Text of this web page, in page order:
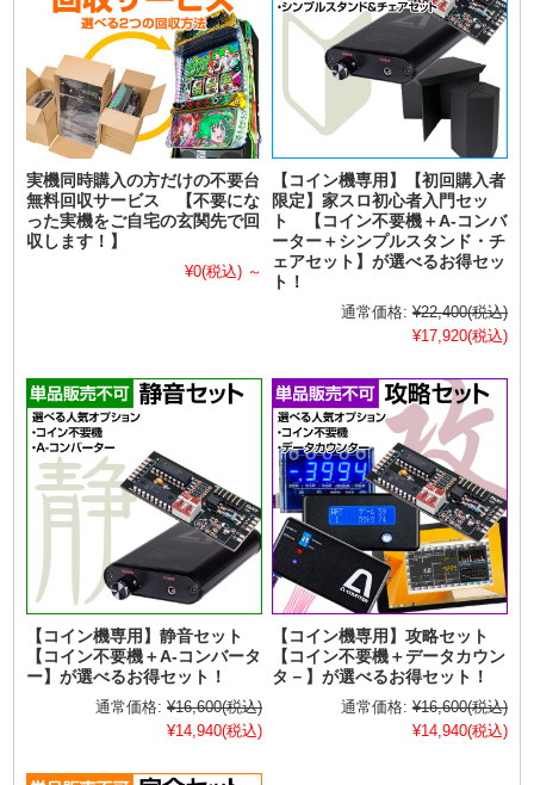
実機同時購入の方だけの不要台
無料回収サービス 【不要にな
った実機をご自宅の玄関先で回
収します！】
¥0(税込) ～
【コイン機専用】【初回購入者
限定】家スロ初心者入門セッ
ト 【コイン不要機＋A-コンバ
ーター＋シンプルスタンド・チ
ェアセット】が選べるお得セッ
ト！
通常価格: ¥22,400(税込)
¥17,920(税込)
【コイン機専用】静音セット
【コイン不要機＋A-コンバータ
ー】が選べるお得セット！
通常価格: ¥16,600(税込)
¥14,940(税込)
【コイン機専用】攻略セット
【コイン不要機＋データカウン
タ－】が選べるお得セット！
通常価格: ¥16,600(税込)
¥14,940(税込)